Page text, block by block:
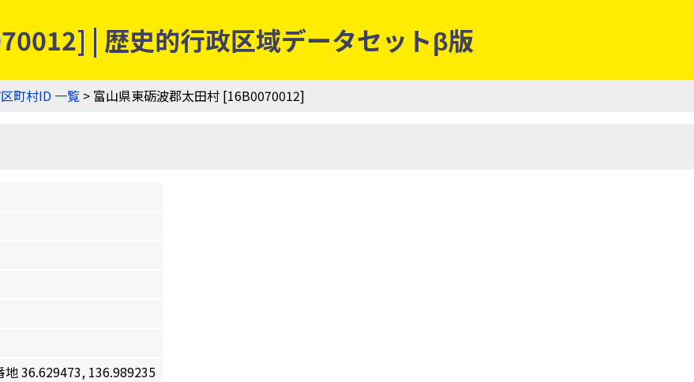
| 歴史的行政区域データセットβ版
町村ID 一覧 > 富山県東砺波郡太田村 [16B0070012]
36.629473, 136.989235